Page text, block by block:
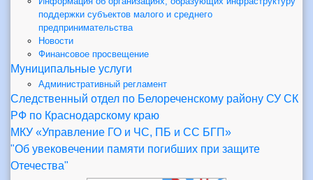
поддержки субъектов малого и среднего
предпринимательства
Новости
Финансовое просвещение
Муниципальные услуги
Административный регламент
Следственный отдел по Белореченскому району СУ СК
РФ по Краснодарскому краю
МКУ «Управление ГО и ЧС, ПБ и СС БГП»
"Об увековечении памяти погибших при защите
Отечества"